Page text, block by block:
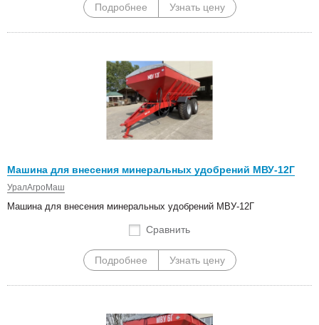
Подробнее Узнать цену
Машина для внесения минеральных удобрений МВУ-12Г
УралАгроМаш
Машина для внесения минеральных удобрений МВУ-12Г
Сравнить
Подробнее Узнать цену